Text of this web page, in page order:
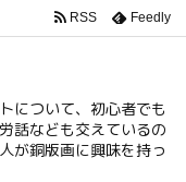
について、初心者でも
話なども交えているの
が銅版画に興味を持っ
RSS Feedly